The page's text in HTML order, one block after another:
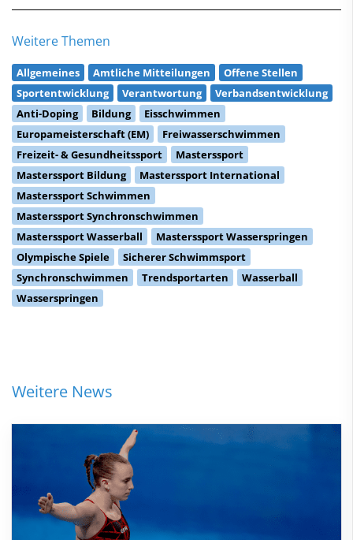
Weitere Themen
Allgemeines Amtliche Mitteilungen
Offene Stellen
Sportentwicklung
Verantwortung
Verbandsentwicklung
Anti-Doping
Bildung
Eisschwimmen
Europameisterschaft (EM)
Freiwasserschwimmen
Freizeit- & Gesundheitssport
Masterssport
Masterssport Bildung
Masterssport International
Masterssport Schwimmen
Masterssport Synchronschwimmen
Masterssport Wasserball
Masterssport Wasserspringen
Olympische Spiele
Sicherer Schwimmsport
Synchronschwimmen
Trendsportarten
Wasserball
Wasserspringen
Weitere News